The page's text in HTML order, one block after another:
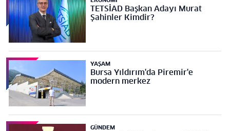
TETSİAD Başkan Adayı Murat
Şahinler Kimdir?
YAŞAM
Bursa Yıldırım'da Piremir'e
modern merkez
GÜNDEM